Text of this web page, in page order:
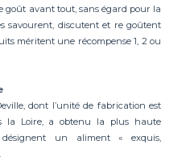
goût avant tout, sans égard pour la
savourent, discutent et re goûtent
méritent une récompense 1, 2 ou
dont l’unité de fabrication est
la Loire, a obtenu la plus haute
un aliment « exquis,